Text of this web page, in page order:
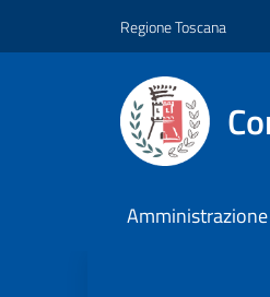
Regione Toscana
Amministrazione